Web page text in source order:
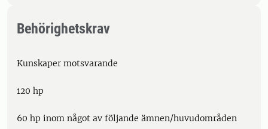
Behörighetskrav
Kunskaper motsvarande
120 hp
60 hp inom något av följande ämnen/huvudområden